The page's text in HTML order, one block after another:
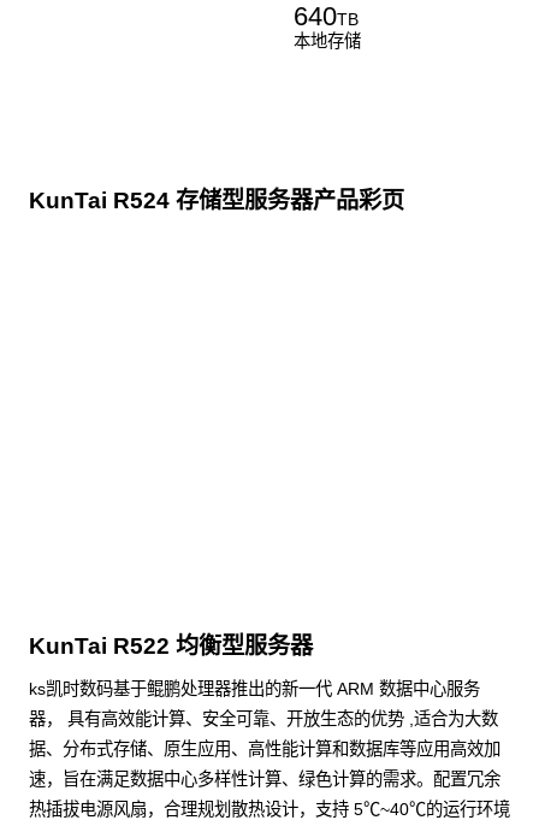
640TB
本地存储
KunTai R524 存储型服务器产品彩页
KunTai R522 均衡型服务器
ks凯时数码基于鲲鹏处理器推出的新一代 ARM 数据中心服务
器， 具有高效能计算、安全可靠、开放生态的优势 ,适合为大数
据、分布式存储、原生应用、高性能计算和数据库等应用高效加
速，旨在满足数据中心多样性计算、绿色计算的需求。配置冗余
热插拔电源风扇，合理规划散热设计，支持 5℃~40℃的运行环境